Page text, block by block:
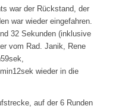
war der Rückstand, der
war wieder eingefahren.
32 Sekunden (inklusive
vom Rad. Janik, Rene
wieder in die
auf der 6 Runden